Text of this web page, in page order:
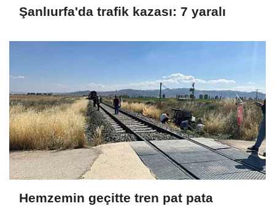
Şanlıurfa'da trafik kazası: 7 yaralı
Hemzemin geçitte tren pat pata